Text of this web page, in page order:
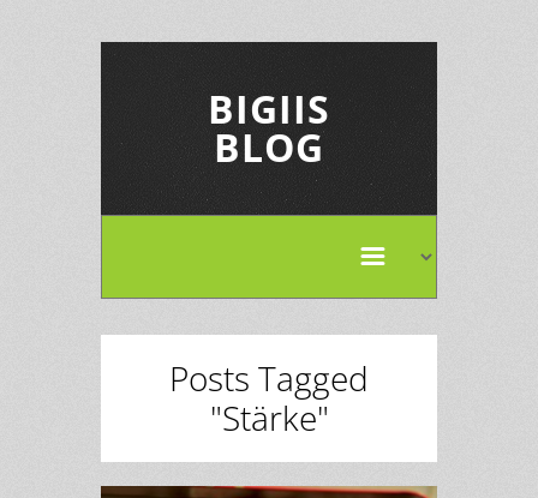
BIGIIS
BLOG
Posts Tagged
"Stärke"